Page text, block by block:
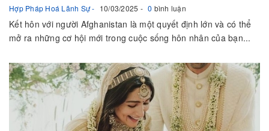
Hợp Pháp Hoá Lãnh Sự 10/03/2025 0 bình luận
Kết hôn với người Afghanistan là một quyết định lớn và có thể
mở ra những cơ hội mới trong cuộc sống hôn nhân của bạn...